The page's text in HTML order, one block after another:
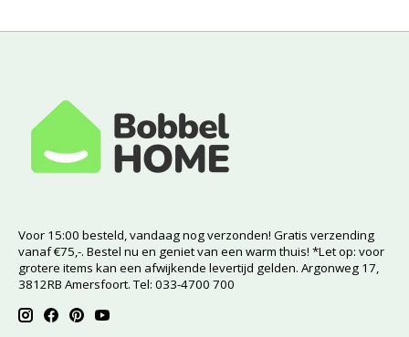
Voor 15:00 besteld, vandaag nog verzonden! Gratis verzending
vanaf €75,-. Bestel nu en geniet van een warm thuis! *Let op: voor
grotere items kan een afwijkende levertijd gelden. Argonweg 17,
3812RB Amersfoort. Tel: 033-4700 700